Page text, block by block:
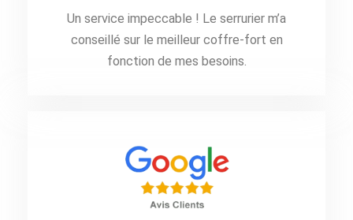
Un service impeccable ! Le serrurier m’a
conseillé sur le meilleur coffre-fort en
fonction de mes besoins.